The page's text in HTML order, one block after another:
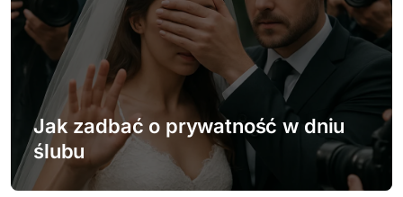
u
Jak zadbać o prywatność w dniu
ślubu